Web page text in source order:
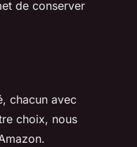
de conserver
chacun avec
choix, nous